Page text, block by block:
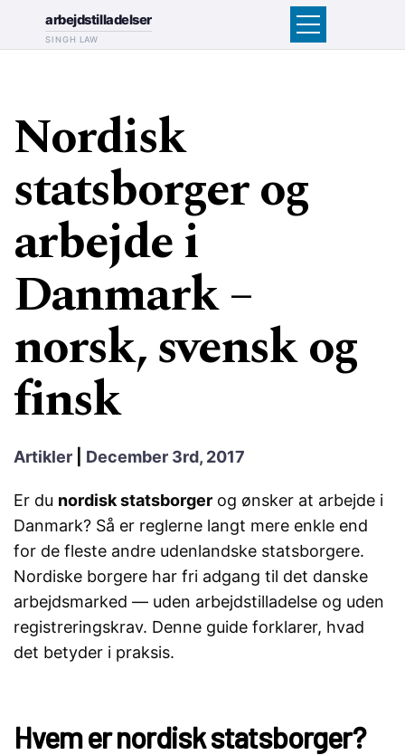
arbejdstilladelser
SINGH LAW
Nordisk
statsborger og
arbejde i
Danmark –
norsk, svensk og
finsk
Artikler December 3rd, 2017
Er du nordisk statsborger og ønsker at arbejde i
Danmark? Så er reglerne langt mere enkle end
for de fleste andre udenlandske statsborgere.
Nordiske borgere har fri adgang til det danske
arbejdsmarked — uden arbejdstilladelse og uden
registreringskrav. Denne guide forklarer, hvad
det betyder i praksis.
Hvem er nordisk statsborger?